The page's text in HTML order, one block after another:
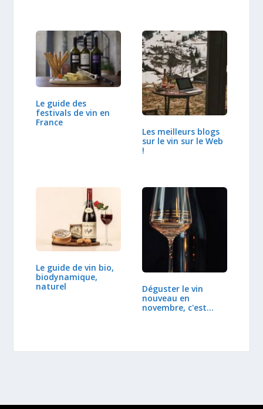
Le guide des
festivals de vin en
France
Les meilleurs blogs
sur le vin sur le Web
!
Le guide de vin bio,
biodynamique,
naturel
Déguster le vin
nouveau en
novembre, c'est